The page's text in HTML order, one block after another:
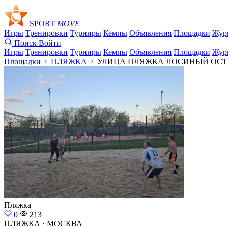
SPORT MOVE
Игры Тренировки Турниры Кемпы Объявления Площадки
Поиск Войти
Игры Тренировки Турниры Кемпы Объявления Площадки
Площадки
ПЛЯЖКА УЛИЦА ПЛЯЖКА ЛОСИНЫЙ
Пляжка
0
213
ПЛЯЖКА · МОСКВА